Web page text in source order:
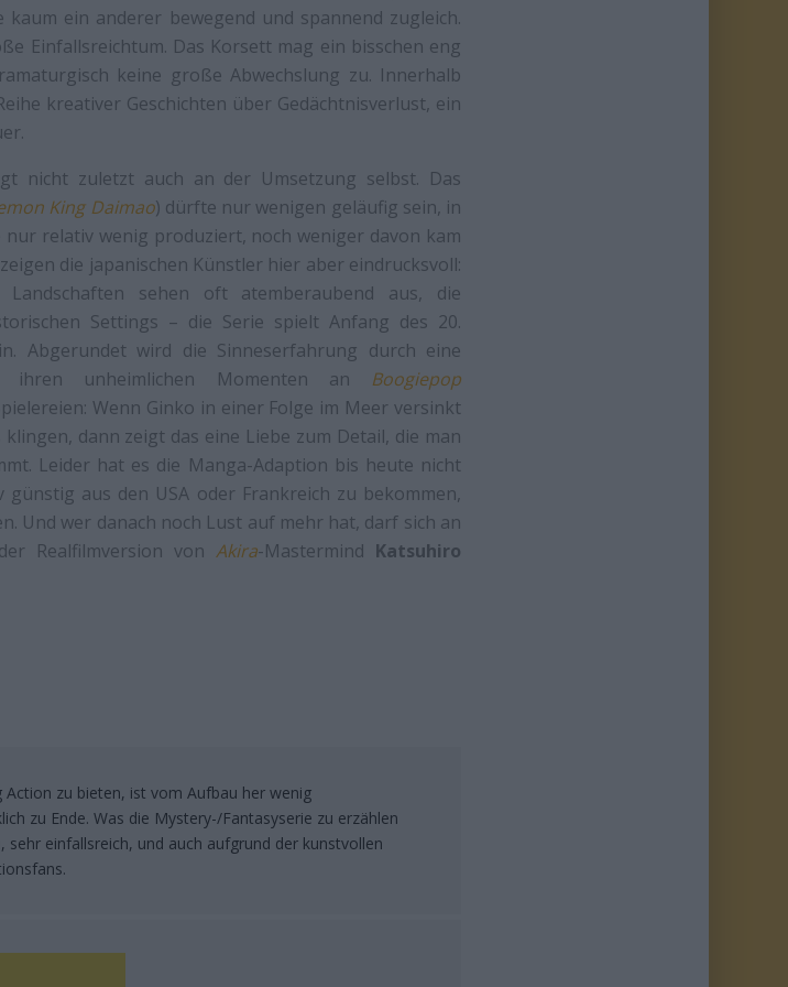
ein anderer bewegend und spannend zugleich.
Einfallsreichtum. Das Korsett mag ein bisschen eng
keine große Abwechslung zu. Innerhalb
kreativer Geschichten über Gedächtnisverlust, ein
nicht zuletzt auch an der Umsetzung selbst. Das
King Daimao) dürfte nur wenigen geläufig sein, in
nur relativ wenig produziert, noch weniger davon kam
die japanischen Künstler hier aber eindrucksvoll:
sehen oft atemberaubend aus, die
Settings – die Serie spielt Anfang des 20.
Abgerundet wird die Sinneserfahrung durch eine
ihren unheimlichen Momenten an Boogiepop
Wenn Ginko in einer Folge im Meer versinkt
dann zeigt das eine Liebe zum Detail, die man
Leider hat es die Manga-Adaption bis heute nicht
aus den USA oder Frankreich zu bekommen,
Und wer danach noch Lust auf mehr hat, darf sich an
Realfilmversion von Akira-Mastermind Katsuhiro
Action zu bieten, ist vom Aufbau her wenig
zu Ende. Was die Mystery-/Fantasyserie zu erzählen
einfallsreich, und auch aufgrund der kunstvollen